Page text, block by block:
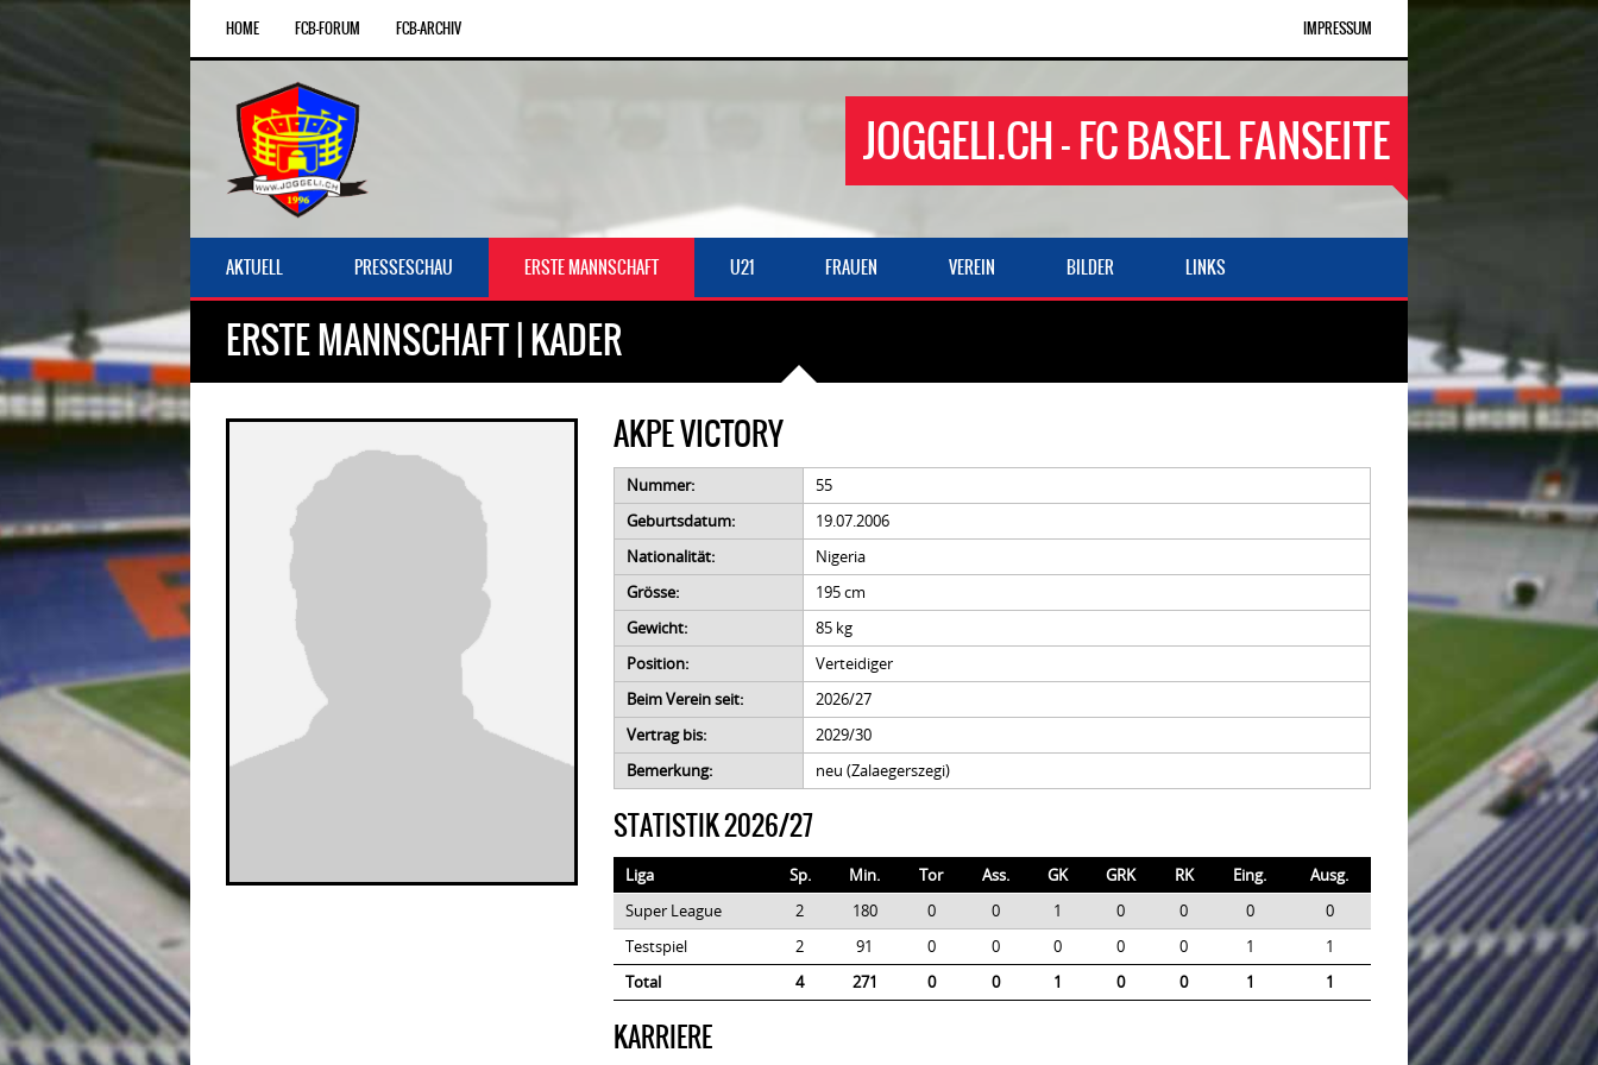
HOME FCB-FORUM FCB-ARCHIV IMPRESSUM
JOGGELI.CH - FC BASEL FANSEITE
AKTUELL PRESSESCHAU ERSTE MANNSCHAFT U21 FRAUEN VEREIN BILDER LINKS
ERSTE MANNSCHAFT | KADER
AKPE VICTORY
Nummer:
55
Geburtsdatum:
19.07.2006
Nationalität:
Nigeria
Grösse:
195 cm
Gewicht:
85 kg
Position:
Verteidiger
Beim Verein seit:
2026/27
Vertrag bis:
2029/30
Bemerkung:
neu (Zalaegerszegi)
STATISTIK 2026/27
Liga Sp. Min. Tor Ass. GK GRK RK Eing.
Ausg.
Super League
2 180 0 0 1 0 0 0
0
Testspiel
2 91 0 0 0 0 0 1
1
Total
4 271 0 0 1 0 0 1 1
KARRIERE